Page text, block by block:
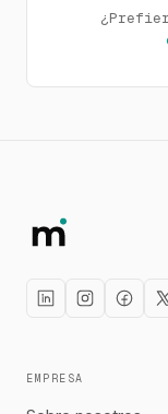
EMPRESA